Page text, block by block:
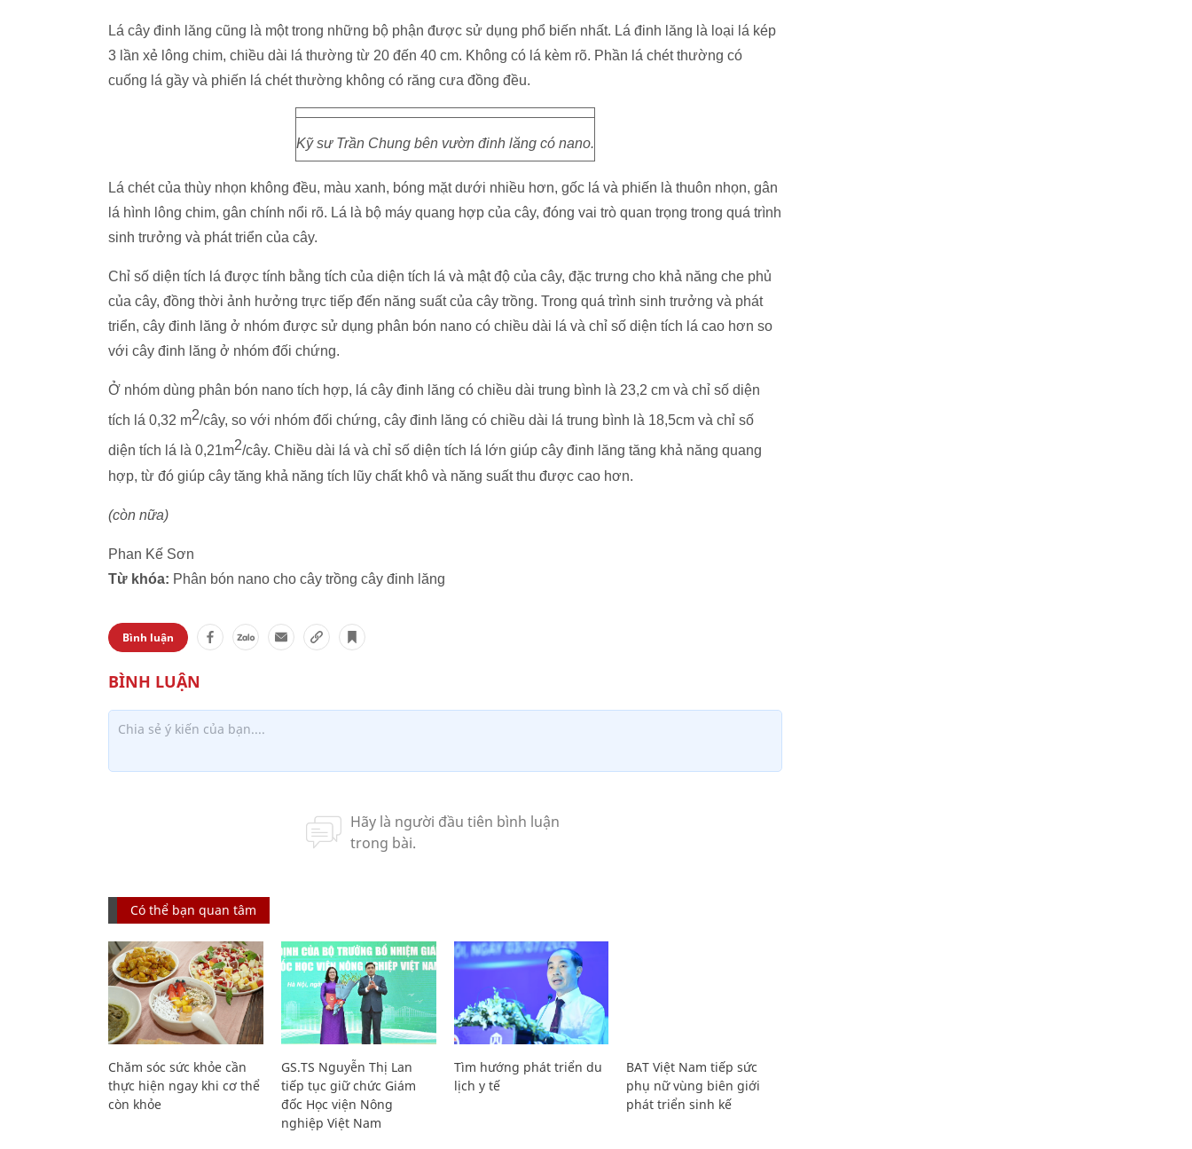
Lá cây đinh lăng cũng là một trong những bộ phận được sử dụng phổ biến nhất. Lá đinh lăng là loại lá kép
3 lần xẻ lông chim, chiều dài lá thường từ 20 đến 40 cm. Không có lá kèm rõ. Phần lá chét thường có
cuống lá gầy và phiến lá chét thường không có răng cưa đồng đều.
Kỹ sư Trần Chung bên vườn đinh lăng có nano.
Lá chét của thùy nhọn không đều, màu xanh, bóng mặt dưới nhiều hơn, gốc lá và phiến là thuôn nhọn, gân
lá hình lông chim, gân chính nổi rõ. Lá là bộ máy quang hợp của cây, đóng vai trò quan trọng trong quá trình
sinh trưởng và phát triển của cây.
Chỉ số diện tích lá được tính bằng tích của diện tích lá và mật độ của cây, đặc trưng cho khả năng che phủ
của cây, đồng thời ảnh hưởng trực tiếp đến năng suất của cây trồng. Trong quá trình sinh trưởng và phát
triển, cây đinh lăng ở nhóm được sử dụng phân bón nano có chiều dài lá và chỉ số diện tích lá cao hơn so
với cây đinh lăng ở nhóm đối chứng.
Ở nhóm dùng phân bón nano tích hợp, lá cây đinh lăng có chiều dài trung bình là 23,2 cm và chỉ số diện
tích lá 0,32 m2/cây, so với nhóm đối chứng, cây đinh lăng có chiều dài lá trung bình là 18,5cm và chỉ số
diện tích lá là 0,21m2/cây. Chiều dài lá và chỉ số diện tích lá lớn giúp cây đinh lăng tăng khả năng quang
hợp, từ đó giúp cây tăng khả năng tích lũy chất khô và năng suất thu được cao hơn.
(còn nữa)
Phan Kế Sơn
Từ khóa: Phân bón nano cho cây trồng cây đinh lăng
Bình luận
Có thể bạn quan tâm
Chăm sóc sức khỏe cần
thực hiện ngay khi cơ thể
còn khỏe
GS.TS Nguyễn Thị Lan
tiếp tục giữ chức Giám
đốc Học viện Nông
nghiệp Việt Nam
Tìm hướng phát triển du
lịch y tế
BAT Việt Nam tiếp sức
phụ nữ vùng biên giới
phát triển sinh kế